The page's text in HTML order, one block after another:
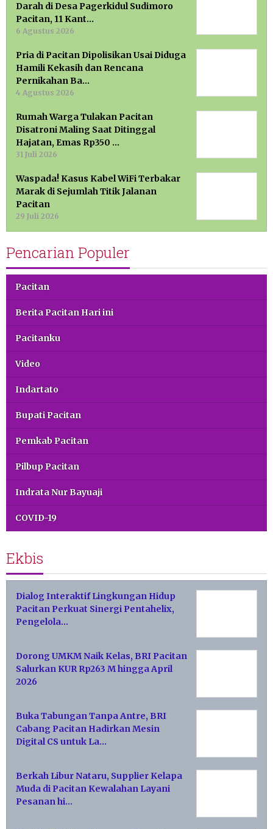
Darah di Desa Pagerkidul Sudimoro
Pacitan, 11 Kant…
6 Agustus 2026
Pria di Pacitan Dipolisikan Usai Diduga
Hamili Kekasih dan Rencana
Pernikahan Ba…
4 Agustus 2026
Rumah Warga Tulakan Pacitan
Disatroni Maling Saat Ditinggal
Hajatan, Emas Rp350 …
31 Juli 2026
Waspada! Kasus Kabel WiFi Terbakar
Marak di Sejumlah Titik Jalanan
Pacitan
29 Juli 2026
Pencarian Populer
Pacitan
Berita Pacitan Hari ini
Pacitanku
Video
Indartato
Bupati Pacitan
Pemkab Pacitan
Pilbup Pacitan
Indrata Nur Bayuaji
COVID-19
Ekbis
Dialog Interaktif Lingkungan Hidup
Pacitan Perkuat Sinergi Pentahelix,
Pengelola…
Dorong UMKM Naik Kelas, BRI Pacitan
Salurkan KUR Rp263 M hingga April
2026
Buka Tabungan Tanpa Antre, BRI
Cabang Pacitan Hadirkan Mesin
Digital CS untuk La…
Berkah Libur Nataru, Supplier Kelapa
Muda di Pacitan Kewalahan Layani
Pesanan hi…